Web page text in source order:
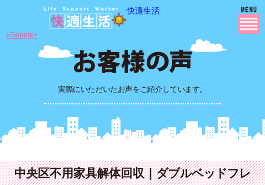
快適生活
実際にいただいたお声をご紹介しています。
»Google+
中央区不用家具解体回収｜ダブルベッドフレ